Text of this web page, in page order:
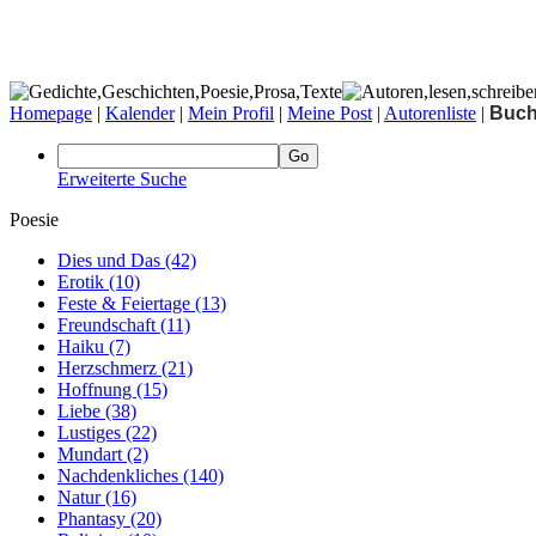
Homepage | Kalender| Mein Profil | Meine Post | Autorenliste |
Erweiterte Suche
Poesie
Dies und Das (42)
Erotik (10)
Feste & Feiertage (13)
Freundschaft (11)
Haiku (7)
Herzschmerz (21)
Hoffnung (15)
Liebe (38)
Lustiges (22)
Mundart (2)
Nachdenkliches (140)
Natur(16)
Phantasy (20)